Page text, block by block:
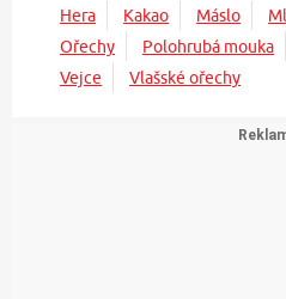
Hera
Kakao Máslo
Ořechy
Polohrubá mouka
Vejce
Vlašské ořechy